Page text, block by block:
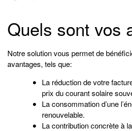
Quels sont vos
Notre solution vous permet de
avantages, tels que:
La réduction de votre
prix du courant solaire
La consommation d’une
renouvelable.
La contribution concrète à